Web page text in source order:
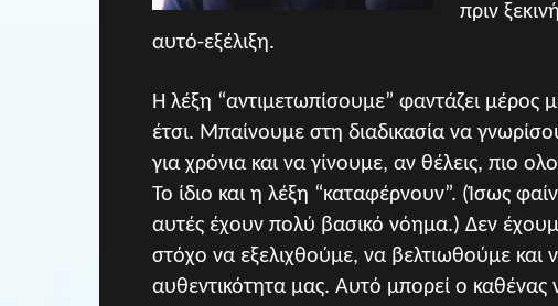
πριν
αυτό-εξέλιξη.
Η λέξη “αντιμετωπίσουμε” φαντάζει μέρος
έτσι. Μπαίνουμε στη διαδικασία να
για χρόνια και να γίνουμε, αν θέλεις, πιο
Το ίδιο και η λέξη “καταφέρνουν”. (Ίσως
αυτές έχουν πολύ βασικό νόημα.) Δεν
στόχο να εξελιχθούμε, να βελτιωθούμε και
αυθεντικότητα μας. Αυτό μπορεί ο